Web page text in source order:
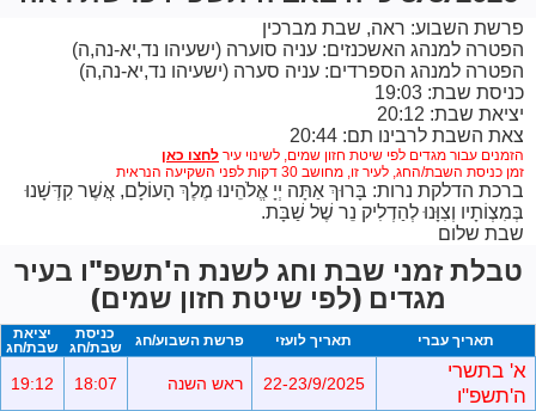
פרשת השבוע: ראה, שבת מברכין
הפטרה למנהג האשכנזים: עניה סוערה (ישעיהו נד,יא-נה,ה)
הפטרה למנהג הספרדים: עניה סערה (ישעיהו נד,יא-נה,ה)
כניסת שבת: 19:03
יציאת שבת: 20:12
צאת השבת לרבינו תם: 20:44
הזמנים עבור מגדים לפי שיטת חזון שמים, לשינוי עיר
זמן כניסת השבת/החג, לעיר זו, מחושב 30 דקות לפני השקיעה הנראית
ברכת הדלקת נרות: בָּרוּךְ אַתָּה יְיָ אֱלֹהֵינוּ מֶלֶךְ הָעוֹלָם, אֲשֶׁר קִדְּשָׁנוּ
בְּמִצְוֹתָיו וְצִוָּנוּ לְהַדְלִיק נֵר שֶׁל שַׁבָּת.
שבת שלום
טבלת זמני שבת וחג לשנת ה'תשפ"ו בעיר
מגדים (לפי שיטת חזון שמים)
תאריך עברי תאריך לועזי פרשת השבוע/חג
כניסת
שבת/חג
יציאת
שבת/חג
א' בתשרי
ה'תשפ"ו
22-23/9/2025 ראש השנה 18:07
19:12